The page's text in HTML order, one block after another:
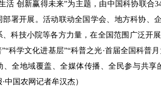
活 创新赢得未来”为主题，由中国科协联合
部署开展。活动联动全国学会、地方科协、
、科技小院等各方力量，在全国范围广泛开
科学文化进基层”“科普之光·首届全国科普
、全地域覆盖、全媒体传播、全民参与共享
·中国农网记者牟汉杰）